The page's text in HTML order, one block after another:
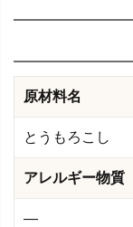
原材料名
とうもろこし
アレルギー物質
―